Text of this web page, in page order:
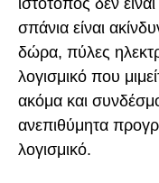
σπάνια είναι
δώρα, πύλες
λογισμικό που
ακόμα και
ανεπιθύμητα
λογισμικό.